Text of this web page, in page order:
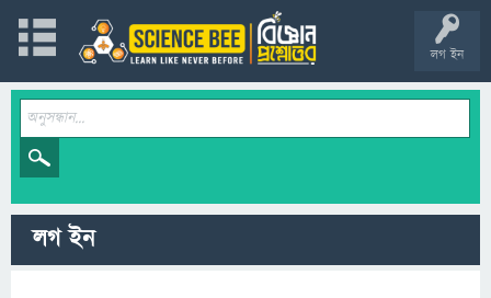
লগ ইন
লগ ইন